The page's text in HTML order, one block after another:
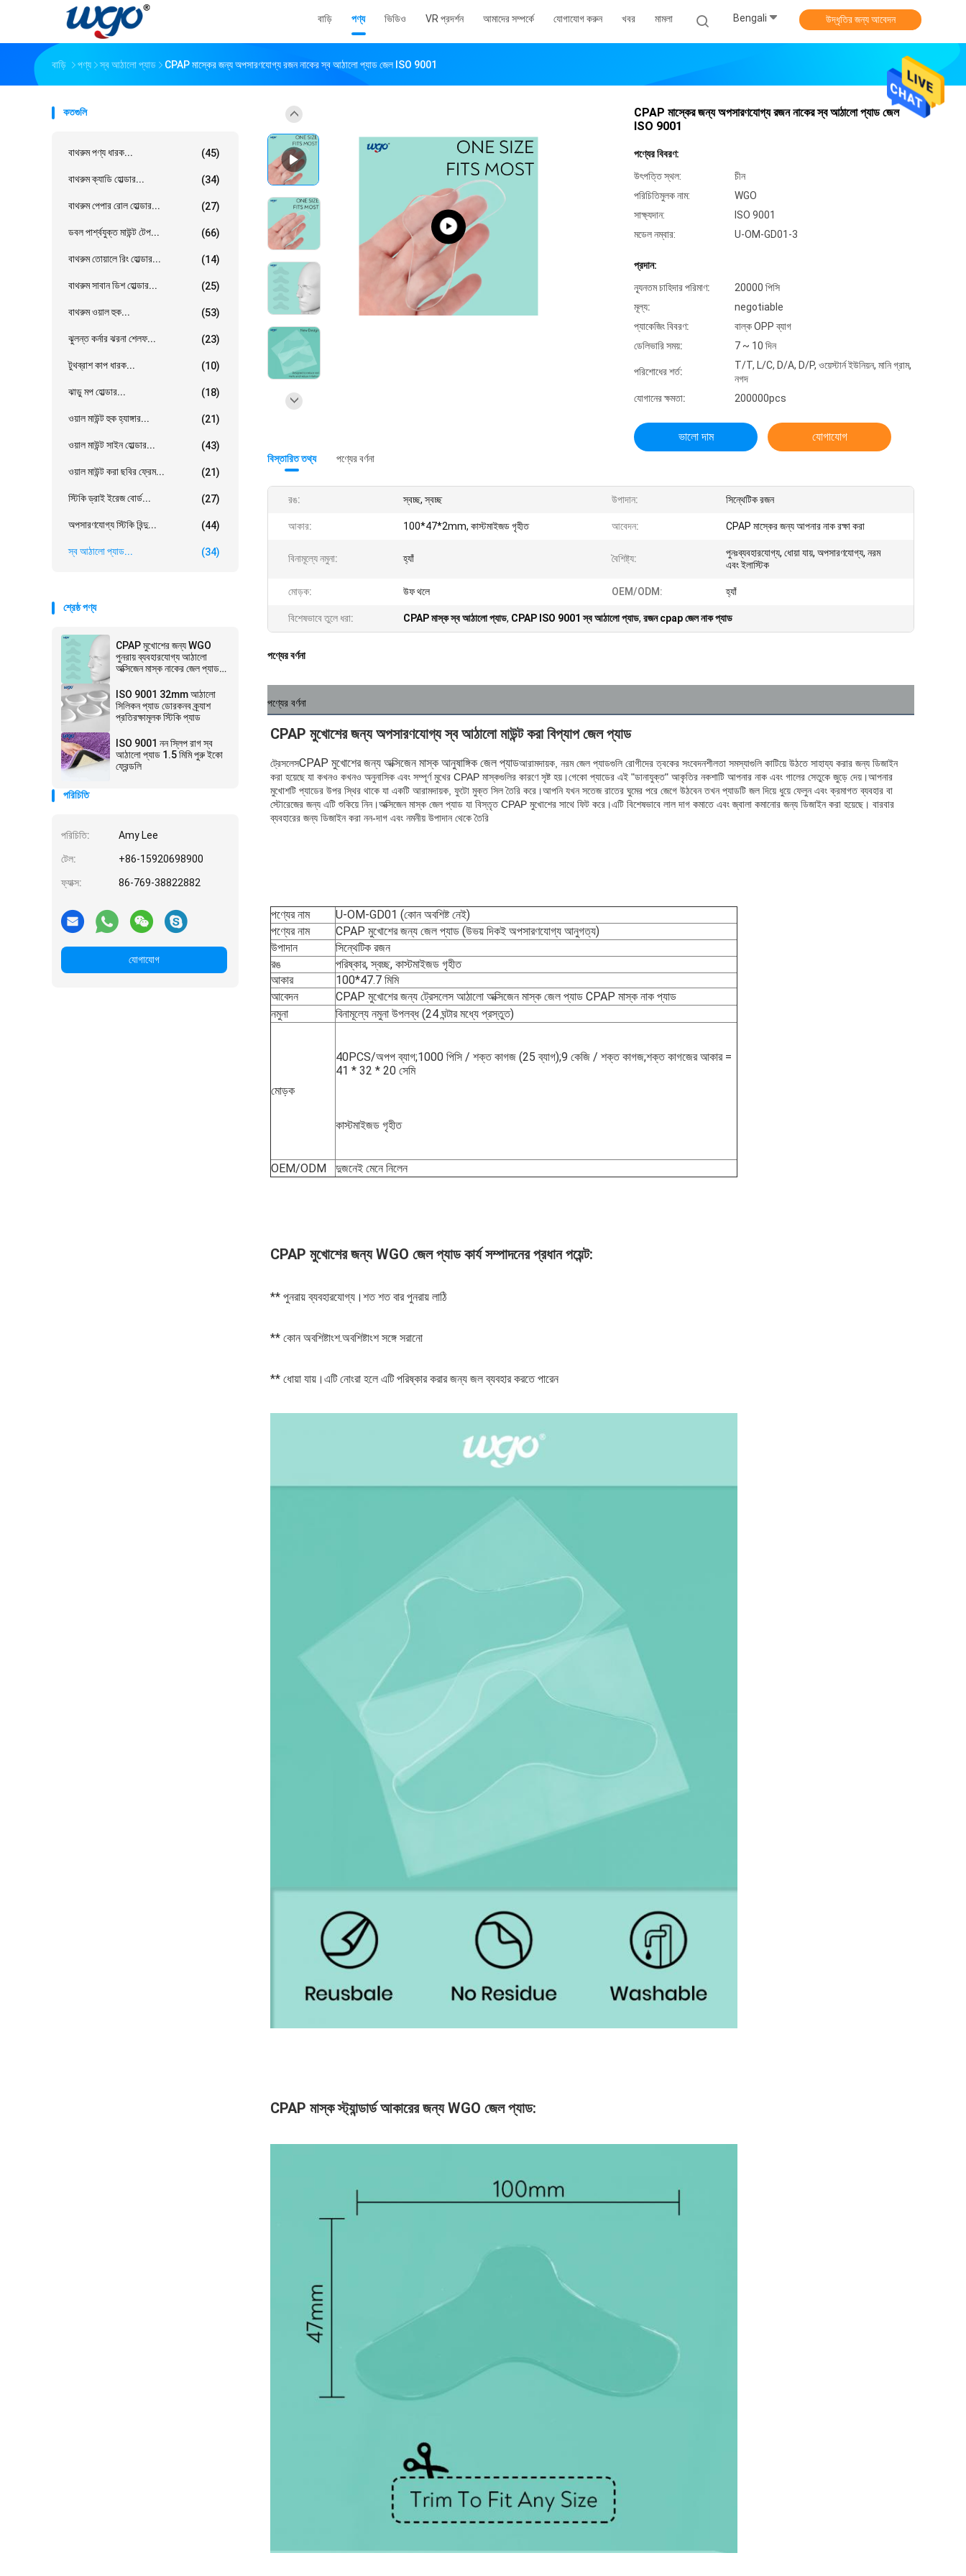
বাড়ি পণ্য ভিডিও VR প্রদর্শন আমাদের সম্পর্কে যোগাযোগ করুন খবর মামলা Bengali উদ্ধৃতির জন্য আবেদন
বাড়ি পণ্য স্ব আঠালো প্যাড CPAP মাস্কের জন্য অপসারণযোগ্য রজন নাকের স্ব আঠালো প্যাড জেল ISO 9001
কতগুলি
বাথরুম পণ্য ধারক... (45)
বাথরুম ক্যাডি হোল্ডার... (34)
বাথরুম পেপার রোল হোল্ডার... (27)
ডবল পার্শ্বযুক্ত মাউন্ট টেপ... (66)
বাথরুম তোয়ালে রিং হোল্ডার... (14)
বাথরুম সাবান ডিশ হোল্ডার... (25)
বাথরুম ওয়াল হুক... (53)
ঝুলন্ত কর্নার ঝরনা শেলফ... (23)
টুথব্রাশ কাপ ধারক... (10)
ঝাড়ু মপ হোল্ডার... (18)
ওয়াল মাউন্ট হুক হ্যাঙ্গার... (21)
ওয়াল মাউন্ট সাইন হোল্ডার... (43)
ওয়াল মাউন্ট করা ছবির ফ্রেম... (21)
স্টিকি ড্রাই ইরেজ বোর্ড... (27)
অপসারণযোগ্য স্টিকি বিন্দু... (44)
স্ব আঠালো প্যাড... (34)
শ্রেষ্ঠ পণ্য
CPAP মুখোশের জন্য WGO
পুনরায় ব্যবহারযোগ্য আঠালো
অক্সিজেন মাস্ক নাকের জেল প্যাড
ISO 9001 32mm আঠালো
সিলিকন প্যাড ডোরকনব ক্র্যাশ
প্রতিরক্ষামূলক স্টিকি প্যাড
ISO 9001 নন স্লিপ রাগ স্ব
আঠালো প্যাড 1.5 মিমি পুরু ইকো
ফ্রেন্ডলি
পরিচিতি
পরিচিতি: Amy Lee
টেল: +86-15920698900
ফ্যাক্স: 86-769-38822882
যোগাযোগ
CPAP মাস্কের জন্য অপসারণযোগ্য রজন নাকের স্ব আঠালো প্যাড জেল
ISO 9001
পণ্যের বিবরণ:
উৎপত্তি স্থল:
চীন
পরিচিতিমুলক নাম:
WGO
সাক্ষ্যদান:
ISO 9001
মডেল নম্বার:
U-OM-GD01-3
প্রদান:
ন্যূনতম চাহিদার পরিমাণ:
20000 পিসি
মূল্য:
negotiable
প্যাকেজিং বিবরণ:
বাল্ক OPP ব্যাগ
ডেলিভারি সময়:
7 ~ 10 দিন
পরিশোধের শর্ত:
T/T, L/C, D/A, D/P, ওয়েস্টার্ন ইউনিয়ন, মানি গ্রাম,
নগদ
যোগানের ক্ষমতা:
200000pcs
ভালো দাম যোগাযোগ
বিস্তারিত তথ্য পণ্যের বর্ণনা
রঙ: স্বচ্ছ, স্বচ্ছ উপাদান: সিন্থেটিক রজন
আকার: 100*47*2mm, কাস্টমাইজড গৃহীত আবেদন: CPAP মাস্কের জন্য আপনার নাক রক্ষা করা
বিনামূল্যে নমুনা: হ্যাঁ বৈশিষ্ট্য:
পুনঃব্যবহারযোগ্য, ধোয়া যায়, অপসারণযোগ্য, নরম
এবং ইলাস্টিক
মোড়ক: উফ থলে OEM/ODM: হ্যাঁ
বিশেষভাবে তুলে ধরা: CPAP মাস্ক স্ব আঠালো প্যাড, CPAP ISO 9001 স্ব আঠালো প্যাড, রজন cpap জেল নাক প্যাড
পণ্যের বর্ণনা
পণ্যের বর্ণনা
CPAP মুখোশের জন্য অপসারণযোগ্য স্ব আঠালো মাউন্ট করা বিপ্যাপ জেল প্যাড
ট্রেসলেসCPAP মুখোশের জন্য অক্সিজেন মাস্ক আনুষাঙ্গিক জেল প্যাডআরামদায়ক, নরম জেল প্যাডগুলি রোগীদের ত্বকের সংবেদনশীলতা সমস্যাগুলি কাটিয়ে উঠতে সাহায্য করার জন্য ডিজাইন
করা হয়েছে যা কখনও কখনও অনুনাসিক এবং সম্পূর্ণ মুখের CPAP মাস্কগুলির কারণে সৃষ্ট হয়।গেকো প্যাডের এই "ডানাযুক্ত" আকৃতির নকশাটি আপনার নাক এবং গালের সেতুকে জুড়ে দেয়।আপনার
মুখোশটি প্যাডের উপর স্থির থাকে যা একটি আরামদায়ক, ফুটো মুক্ত সিল তৈরি করে।আপনি যখন সতেজ রাতের ঘুমের পরে জেগে উঠবেন তখন প্যাডটি জল দিয়ে ধুয়ে ফেলুন এবং ক্রমাগত ব্যবহার বা
স্টোরেজের জন্য এটি শুকিয়ে নিন।অক্সিজেন মাস্ক জেল প্যাড যা বিস্তৃত CPAP মুখোশের সাথে ফিট করে।এটি বিশেষভাবে লাল দাগ কমাতে এবং জ্বালা কমানোর জন্য ডিজাইন করা হয়েছে। বারবার
ব্যবহারের জন্য ডিজাইন করা নন-দাগ এবং নমনীয় উপাদান থেকে তৈরি
পণ্যের নাম
U-OM-GD01 (কোন অবশিষ্ট নেই)
পণ্যের নাম
CPAP মুখোশের জন্য জেল প্যাড (উভয় দিকই অপসারণযোগ্য আনুগত্য)
উপাদান
সিন্থেটিক রজন
রঙ
পরিষ্কার, স্বচ্ছ, কাস্টমাইজড গৃহীত
আকার
100*47.7 মিমি
আবেদন
CPAP মুখোশের জন্য ট্রেসলেস আঠালো অক্সিজেন মাস্ক জেল প্যাড CPAP মাস্ক নাক প্যাড
নমুনা
বিনামূল্যে নমুনা উপলব্ধ (24 ঘন্টার মধ্যে প্রস্তুত)
মোড়ক
40PCS/অপপ ব্যাগ;1000 পিসি / শক্ত কাগজ (25 ব্যাগ);9 কেজি / শক্ত কাগজ;শক্ত কাগজের আকার =
41 * 32 * 20 সেমি
কাস্টমাইজড গৃহীত
OEM/ODM দুজনেই মেনে নিলেন
CPAP মুখোশের জন্য WGO জেল প্যাড কার্য সম্পাদনের প্রধান পয়েন্ট:
** পুনরায় ব্যবহারযোগ্য।শত শত বার পুনরায় লাঠি
** কোন অবশিষ্টাংশ.অবশিষ্টাংশ সঙ্গে সরানো
** ধোয়া যায়।এটি নোংরা হলে এটি পরিষ্কার করার জন্য জল ব্যবহার করতে পারেন
CPAP মাস্ক স্ট্যান্ডার্ড আকারের জন্য WGO জেল প্যাড: